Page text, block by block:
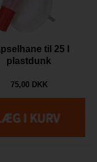
til 25 l
plastdunk
75,00 DKK